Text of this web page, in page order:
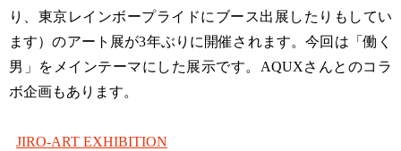
り、東京レインボープライドにブース出展したりもしてい
ます）のアート展が3年ぶりに開催されます。今回は「働く
男」をメインテーマにした展示です。AQUXさんとのコラ
ボ企画もあります。
JIRO-ART EXHIBITION